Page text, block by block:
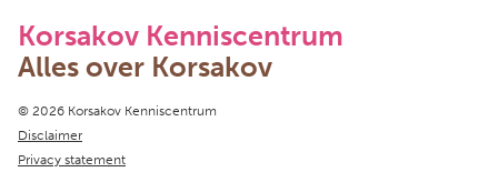
Korsakov Kenniscentrum
Alles over Korsakov
Copyright navigation
© 2026 Korsakov Kenniscentrum
Disclaimer
Privacy statement